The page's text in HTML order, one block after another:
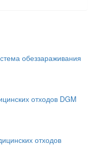
обеззараживания
отходов DGM
отходов